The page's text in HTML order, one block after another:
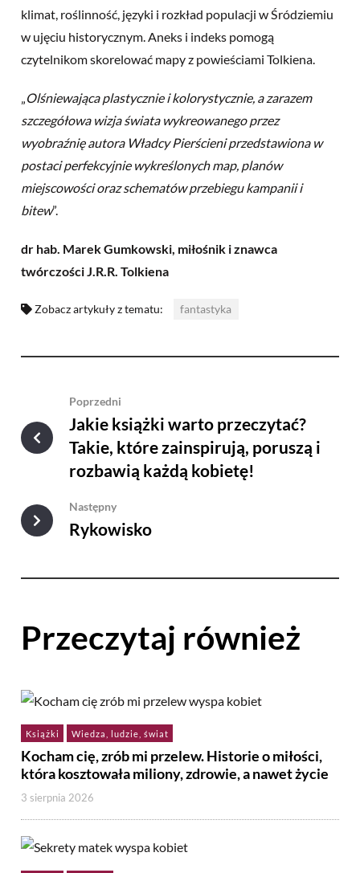
klimat, roślinność, języki i rozkład populacji w Śródziemiu
w ujęciu historycznym. Aneks i indeks pomogą
czytelnikom skorelować mapy z powieściami Tolkiena.
Olśniewająca plastycznie i kolorystycznie, a zarazem
szczegółowa wizja świata wykreowanego przez
wyobraźnię autora Władcy Pierścieni przedstawiona w
postaci perfekcyjnie wykreślonych map, planów
miejscowości oraz schematów przebiegu kampanii i
bitew”.
dr hab. Marek Gumkowski, miłośnik i znawca
twórczości J.R.R. Tolkiena
Zobacz artykuły z tematu: fantastyka
Poprzedni
Jakie książki warto przeczytać?
Takie, które zainspirują, poruszą i
rozbawią każdą kobietę!
Następny
Rykowisko
Przeczytaj również
Książki Wiedza, ludzie, świat
Kocham cię, zrób mi przelew. Historie o miłości,
która kosztowała miliony, zdrowie, a nawet życie
3 sierpnia 2026